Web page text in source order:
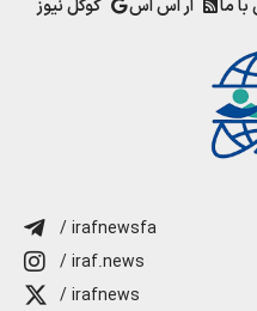
ما آر اس اس گوگل نیوز
/ irafnewsfa
/ iraf.news
/ irafnews